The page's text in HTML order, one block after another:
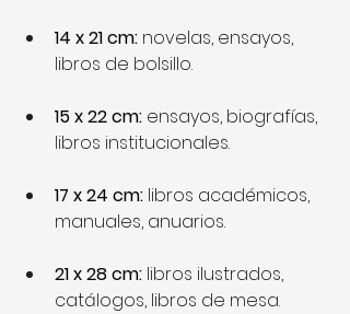
14 x 21 cm: novelas, ensayos,
libros de bolsillo.
15 x 22 cm: ensayos, biografías,
libros institucionales.
17 x 24 cm: libros académicos,
manuales, anuarios.
21 x 28 cm: libros ilustrados,
catálogos, libros de mesa.